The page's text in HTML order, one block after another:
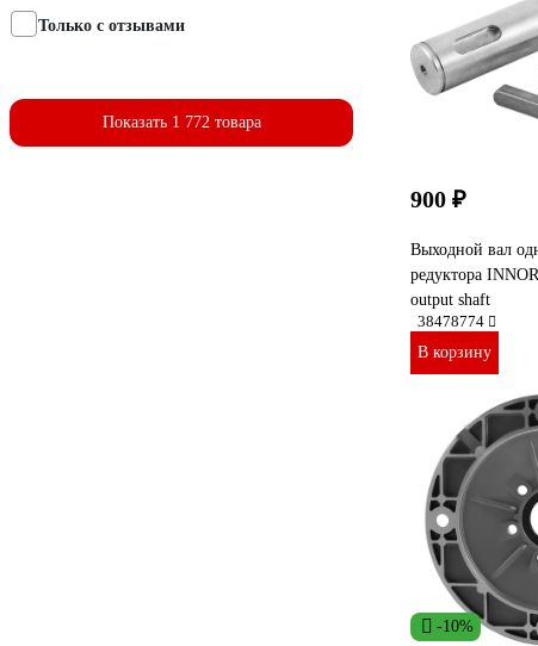
Только с отзывами
Показать 1 772 товара
900 ₽
Выходной вал
редуктора
output shaft
38478774
В корзину
-10%